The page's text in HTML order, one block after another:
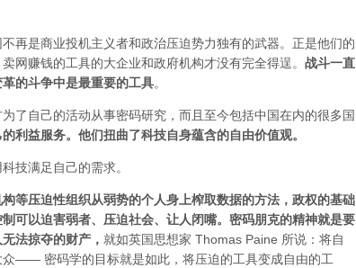
不再是商业投机主义者和政治压迫势力独有的武器。正是他们的
网赚钱的工具的大企业和政府机构才没有完全得逞。 战斗一直
的斗争中是最重要的工具。
了自己的活动从事密码研究，而且至今包括中国在内的很多国
利益服务。他们扭曲了科技自身蕴含的自由价值观。
技满足自己的需求。
等压迫性组织从弱势的个人身上榨取数据的方法，政权的基础
可以迫害弱者、压迫社会、让人闭嘴。密码朋克的精神就是要
法掠夺的财产 ， 就如英国思想家 Thomas Paine 所说：将自
—— 密码学的目标就是如此，将压迫的工具变成自由的工